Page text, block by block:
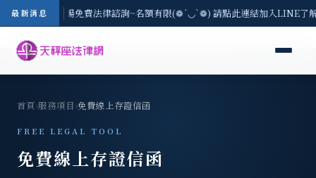
最新消息
區-8/3(一) 現場免費法律諮詢~名額有限(❁´◡`❁) 請點此連結加入LINE
首頁›服務項目›免費線上存證信函
FREE LEGAL TOOL
免費線上存證信函